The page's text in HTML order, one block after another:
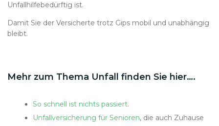
Unfallhilfebedürftig ist.
Damit Sie der Versicherte trotz Gips mobil und unabhängig
bleibt.
Mehr zum Thema Unfall finden Sie hier….
So schnell ist nichts passiert.
Unfallversicherung für Senioren, die auch Zuhause